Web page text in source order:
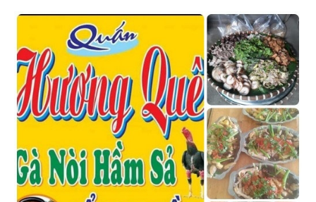
Thực Phẩm Nông Hải Sản
Top Quán Ăn Sài Gòn